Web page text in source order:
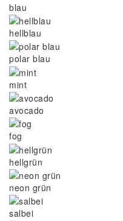
blau
hellblau
polar blau
mint
avocado
fog
hellgrün
neon grün
salbei